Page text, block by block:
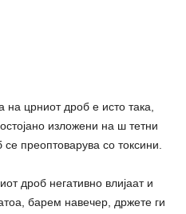
на црниот дроб е исто така,
изложени на ш тетни
преоптоварува со токсини.
дроб негативно влијаат и
барем навечер, држете ги